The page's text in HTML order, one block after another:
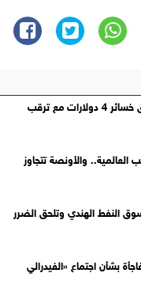
أسعار الذهب العالمية تحقق خسائر 4 دولارات مع ترقب
والأونصة تتجاوز
النفط الهندي وتلحق الضرر
بشأن اجتماع «الفيدرالي